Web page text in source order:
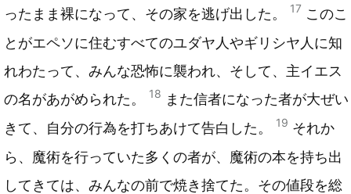
ったまま裸になって、その家を逃げ出した。
17 このこ
とがエペソに住むすべてのユダヤ人やギリシヤ人に知
れわたって、みんな恐怖に襲われ、そして、主イエス
の名があがめられた。
18 また信者になった者が大ぜい
きて、自分の行為を打ちあけて告白した。
19 それか
ら、魔術を行っていた多くの者が、魔術の本を持ち出
してきては、みんなの前で焼き捨てた。その値段を総